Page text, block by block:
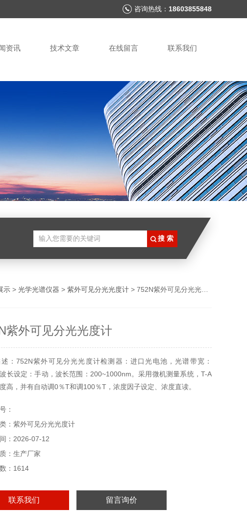
咨询热线： 18603855848
资讯 技术文章 在线留言 联系我们
示 > 光学光谱仪器 > 紫外可见分光光度计 > 752N紫外可见分光光度计
紫外可见分光光度计
：752N紫外可见分光光度计检测器：进口光电池，光谱带宽：
长设定：手动，波长范围：200~1000nm。采用微机测量系统，T-A
高，并有自动调0％T和调100％T，浓度因子设定、浓度直读。
：
：紫外可见分光光度计
：2026-07-12
：生产厂家
：1614
联系我们 留言询价